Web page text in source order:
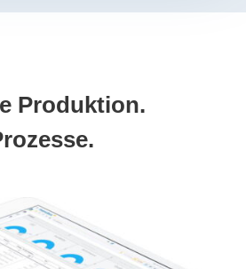
Produktion.